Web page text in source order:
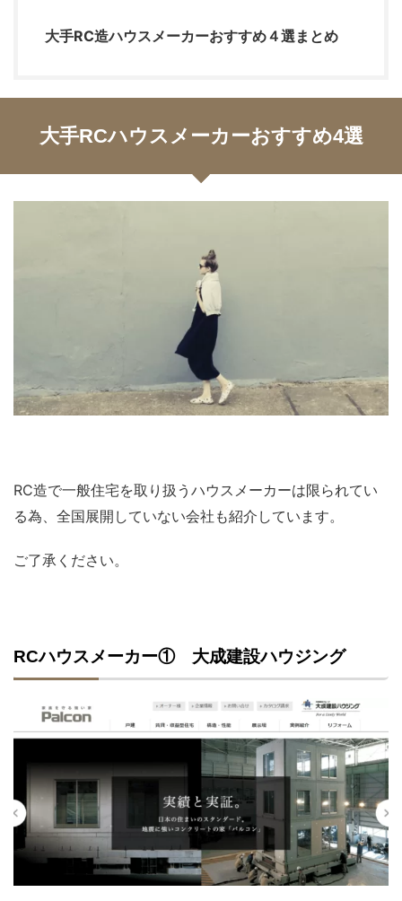
大手RC造ハウスメーカーおすすめ４選まとめ
大手RCハウスメーカーおすすめ4選
RC造で一般住宅を取り扱うハウスメーカーは限られてい
る為、全国展開していない会社も紹介しています。
ご了承ください。
RCハウスメーカー① 大成建設ハウジング